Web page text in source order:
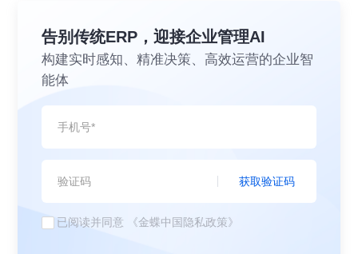
告别传统ERP，迎接企业管理AI
构建实时感知、精准决策、高效运营的企业智
能体
获取验证码
已阅读并同意 《金蝶中国隐私政策》